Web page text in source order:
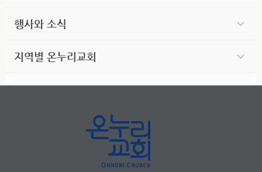
행사와 소식
지역별 온누리교회